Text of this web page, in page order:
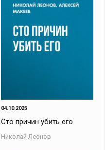
04.10.2025
Сто причин убить его
Николай Леонов